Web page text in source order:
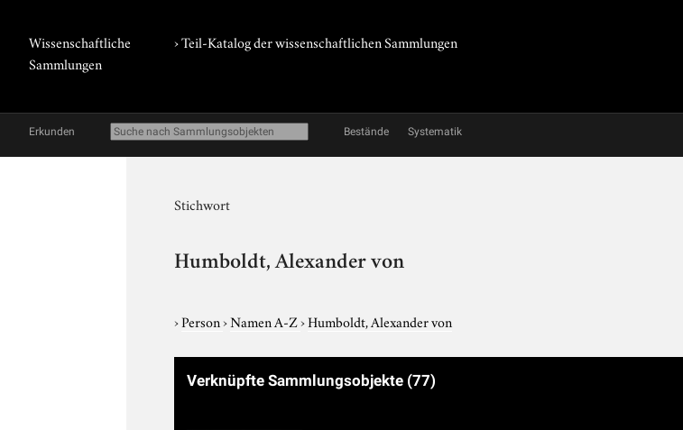
Wissenschaftliche
Sammlungen
› Teil-Katalog der wissenschaftlichen Sammlungen
Erkunden Bestände Systematik
Stichwort
Humboldt, Alexander von
›Person›Namen A-Z›Humboldt, Alexander von
Verknüpfte Sammlungsobjekte (77)